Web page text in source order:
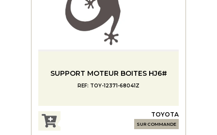
SUPPORT MOTEUR BOITES HJ6#
REF: TOY-12371-68041Z
TOYOTA
SUR COMMANDE